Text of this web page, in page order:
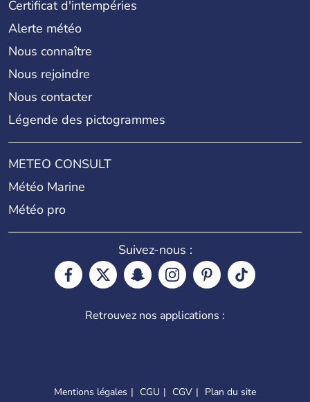
Certificat d'intempéries
Alerte météo
Nous connaître
Nous rejoindre
Nous contacter
Légende des pictogrammes
METEO CONSULT
Météo Marine
Météo pro
Suivez-nous :
Retrouvez nos applications :
Mentions légales CGU CGV Plan du site